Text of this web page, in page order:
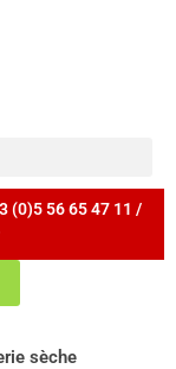
(0)5 56 65 47 11 /
sèche